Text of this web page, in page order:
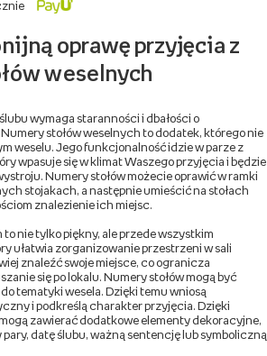
oprawę przyjęcia z
weselnych
wymaga staranności i dbałości o
stołów weselnych to dodatek, którego nie
weselu. Jego funkcjonalność idzie w parze z
wpasuje się w klimat Waszego przyjęcia i będzie
Numery stołów możecie oprawić w ramki
stojakach, a następnie umieścić na stołach
znalezienie ich miejsc.
nie tylko piękny, ale przede wszystkim
ułatwia zorganizowanie przestrzeni w sali
znaleźć swoje miejsce, co ogranicza
się po lokalu. Numery stołów mogą być
tematyki wesela. Dzięki temu wniosą
i podkreślą charakter przyjęcia. Dzięki
zawierać dodatkowe elementy dekoracyjne,
pary, datę ślubu, ważną sentencję lub symboliczną